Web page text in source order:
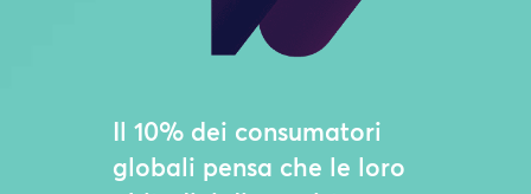
Il 10% dei consumatori
globali pensa che le loro